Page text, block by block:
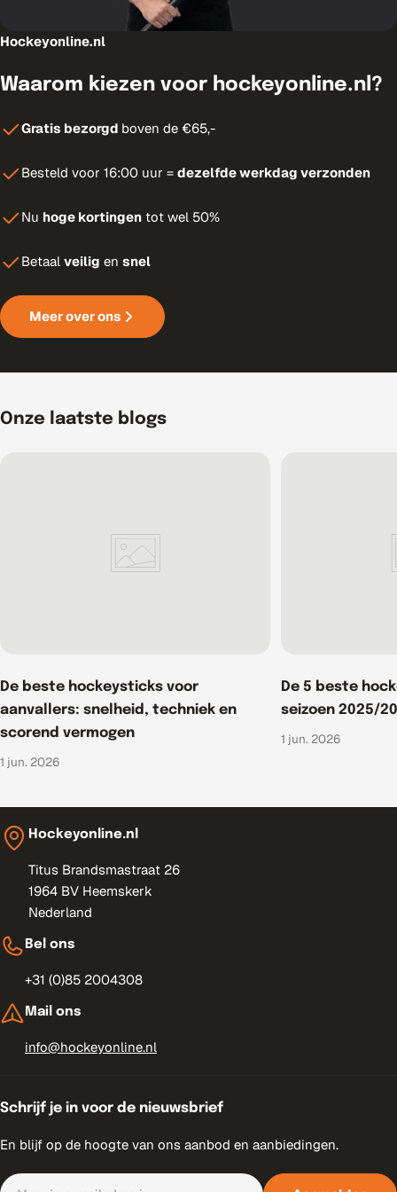
Hockeyonline.nl
Waarom kiezen voor hockeyonline.nl?
Gratis bezorgd boven de €65,-
Besteld voor 16:00 uur = dezelfde werkdag verzonden
Nu hoge kortingen tot wel 50%
Betaal veilig en snel
Meer over ons
Onze laatste blogs
De beste hockeysticks voor
aanvallers: snelheid, techniek en
scorend vermogen
1 jun. 2026
De 5 beste
seizoen 2025/
1 jun. 2026
Hockeyonline.nl
Titus Brandsmastraat 26
1964 BV Heemskerk
Nederland
Bel ons
+31 (0)85 2004308
Mail ons
info@hockeyonline.nl
Schrijf je in voor de nieuwsbrief
En blijf op de hoogte van ons aanbod en aanbiedingen.
E-